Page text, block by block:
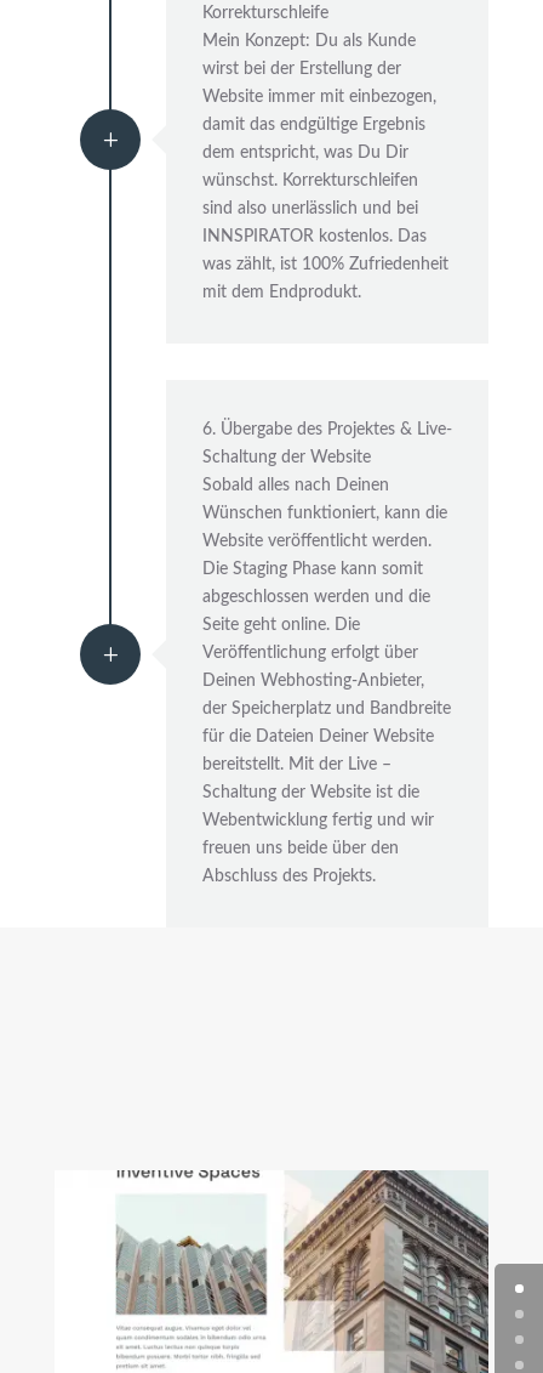
L
Korrekturschleife
Mein Konzept: Du als Kunde
wirst bei der Erstellung der
Website immer mit einbezogen,
damit das endgültige Ergebnis
dem entspricht, was Du Dir
wünschst. Korrekturschleifen
sind also unerlässlich und bei
INNSPIRATOR kostenlos. Das
was zählt, ist 100% Zufriedenheit
mit dem Endprodukt.
L
6. Übergabe des Projektes & Live-
Schaltung der Website
Sobald alles nach Deinen
Wünschen funktioniert, kann die
Website veröffentlicht werden.
Die Staging Phase kann somit
abgeschlossen werden und die
Seite geht online. Die
Veröffentlichung erfolgt über
Deinen Webhosting-Anbieter,
der Speicherplatz und Bandbreite
für die Dateien Deiner Website
bereitstellt. Mit der Live –
Schaltung der Website ist die
Webentwicklung fertig und wir
freuen uns beide über den
Abschluss des Projekts.